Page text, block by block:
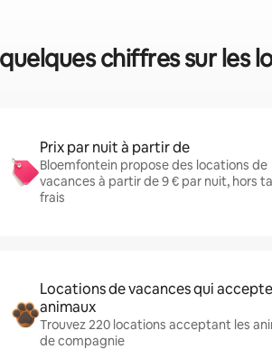
chiffres sur les
Prix par nuit à partir de
Bloemfontein propose des locations de
vacances à partir de 9 € par nuit, hors
frais
Locations de vacances qui
animaux
Trouvez 220 locations acceptant les
de compagnie